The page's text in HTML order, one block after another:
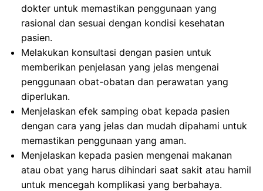
dokter untuk memastikan penggunaan yang
rasional dan sesuai dengan kondisi kesehatan
pasien.
Melakukan konsultasi dengan pasien untuk
memberikan penjelasan yang jelas mengenai
penggunaan obat-obatan dan perawatan yang
diperlukan.
Menjelaskan efek samping obat kepada pasien
dengan cara yang jelas dan mudah dipahami untuk
memastikan penggunaan yang aman.
Menjelaskan kepada pasien mengenai makanan
atau obat yang harus dihindari saat sakit atau hamil
untuk mencegah komplikasi yang berbahaya.